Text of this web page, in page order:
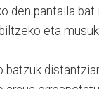
den pantaila bat
eta
batzuk